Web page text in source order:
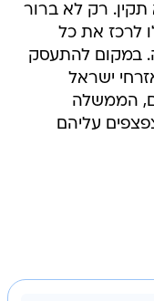
תקין. רק לא ברור
לרכז את כל
במקום להתעסק
ישראל
הממשלה
עליהם